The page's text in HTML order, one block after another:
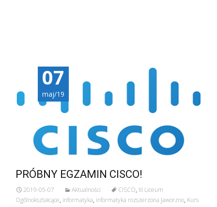
07
maj/19
PRÓBNY EGZAMIN CISCO!
2019-05-07 Aktualności CISCO, III Liceum
Ogólnokształcące, informatyka, informatyka rozszerzona Jaworzno, Kurs